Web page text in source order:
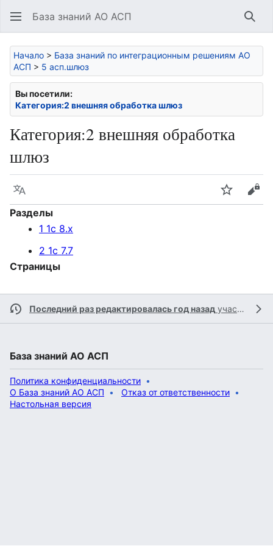
База знаний АО АСП
Начало > База знаний по интеграционным решениям АО
АСП > 5 асп.шлюз
Вы посетили:
Категория:2 внешняя обработка шлюз
Категория:2 внешняя обработка
шлюз
Язык Следить
Разделы
1 1с 8.х
2 1с 7.7
Страницы
Последний раз редактировалась год назад участником
База знаний АО АСП
Политика конфиденциальности
О База знаний АО АСП
Отказ от ответственности
Настольная версия